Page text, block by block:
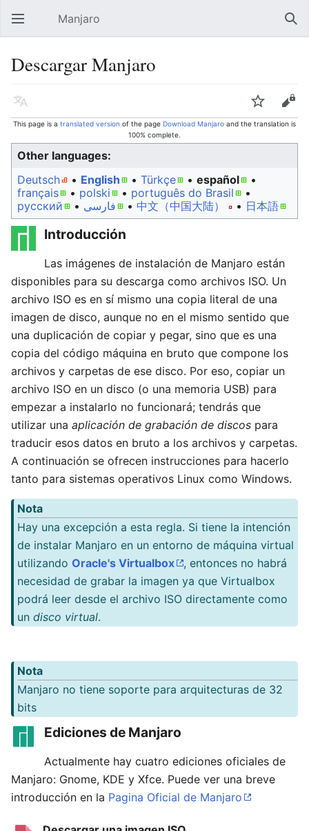
Open main menu Manjaro
Descargar Manjaro
Language Watch Edit
This page is a translated version of the page Download Manjaro and the translation is
100% complete.
Other languages:
Deutsch
• ‎ English • ‎ Türkçe • ‎ español
•
français • ‎ polski • ‎ português do Brasil
•
русский • ‎ فارسی • ‎ 中文（中国大陆）‎ • ‎ 日本語
Introducción
Las imágenes de instalación de Manjaro están
disponibles para su descarga como archivos ISO. Un
archivo ISO es en sí mismo una copia literal de una
imagen de disco, aunque no en el mismo sentido que
una duplicación de copiar y pegar, sino que es una
copia del código máquina en bruto que compone los
archivos y carpetas de ese disco. Por eso, copiar un
archivo ISO en un disco (o una memoria USB) para
empezar a instalarlo no funcionará; tendrás que
utilizar una aplicación de grabación de discos para
traducir esos datos en bruto a los archivos y carpetas.
A continuación se ofrecen instrucciones para hacerlo
tanto para sistemas operativos Linux como Windows.
Nota
Hay una excepción a esta regla. Si tiene la intención
de instalar Manjaro en un entorno de máquina virtual
utilizando Oracle's Virtualbox
, entonces no habrá
necesidad de grabar la imagen ya que Virtualbox
podrá leer desde el archivo ISO directamente como
un disco virtual.
Nota
Manjaro no tiene soporte para arquitecturas de 32
bits
Ediciones de Manjaro
Actualmente hay cuatro ediciones oficiales de
Manjaro: Gnome, KDE y Xfce. Puede ver una breve
introducción en la Pagina Oficial de Manjaro